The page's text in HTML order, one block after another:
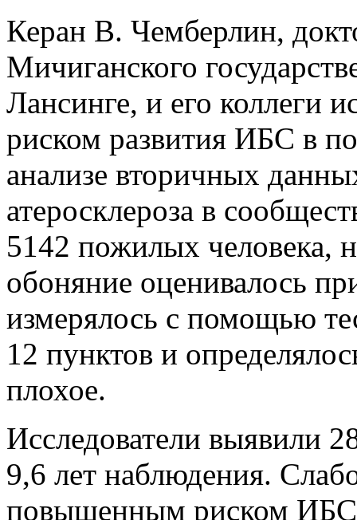
Керан В. Чемберлин,
Мичиганского
Лансинге, и его коллеги
риском развития ИБС в
анализе вторичных
атеросклероза в
5142 пожилых человека,
обоняние оценивалось
измерялось с помощью
12 пунктов и
плохое.
Исследователи выявили
9,6 лет наблюдения.
повышенным риском